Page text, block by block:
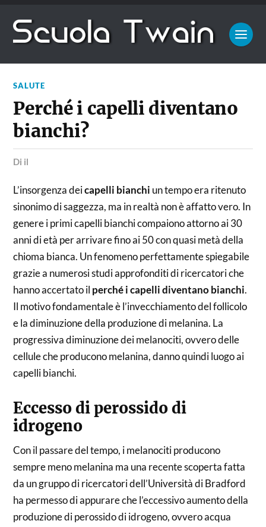
SALUTE
Perché i capelli diventano
bianchi?
di il
L’insorgenza deicapelli bianchi un tempo era ritenuto
sinonimo di saggezza, ma in realtà non è affatto vero. In
genere i primi capelli bianchi compaiono attorno ai 30
anni di età per arrivare fino ai 50 con quasi metà della
chioma bianca. Un fenomeno perfettamente spiegabile
grazie a numerosi studi approfonditi di ricercatori che
hanno accertato il perché i capelli diventano bianchi.
Il motivo fondamentale è l’invecchiamento del follicolo
e la diminuzione della produzione di melanina. La
progressiva diminuzione dei melanociti, ovvero delle
cellule che producono melanina, danno quindi luogo ai
capelli bianchi.
Eccesso di perossido di
idrogeno
Con il passare del tempo, i melanociti producono
sempre meno melanina ma una recente scoperta fatta
da un gruppo di ricercatori dell’Università di Bradford
ha permesso di appurare che l’eccessivo aumento della
produzione di perossido di idrogeno, ovvero acqua